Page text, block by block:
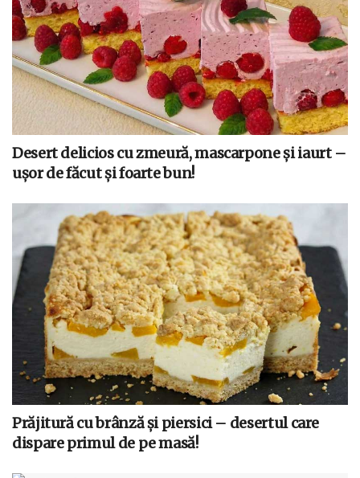
Desert delicios cu zmeură, mascarpone și iaurt –
ușor de făcut și foarte bun!
Prăjitură cu brânză și piersici – desertul care
dispare primul de pe masă!